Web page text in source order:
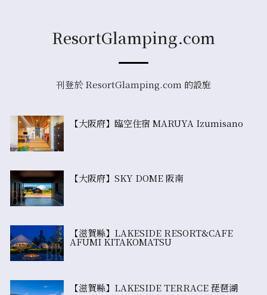
ResortGlamping.com
刊登於 ResortGlamping.com 的設施
【大阪府】臨空住宿 MARUYA Izumisano
【大阪府】SKY DOME 阪南
【滋賀縣】LAKESIDE RESORT&CAFE
AFUMI KITAKOMATSU
【滋賀縣】LAKESIDE TERRACE 琵琶湖